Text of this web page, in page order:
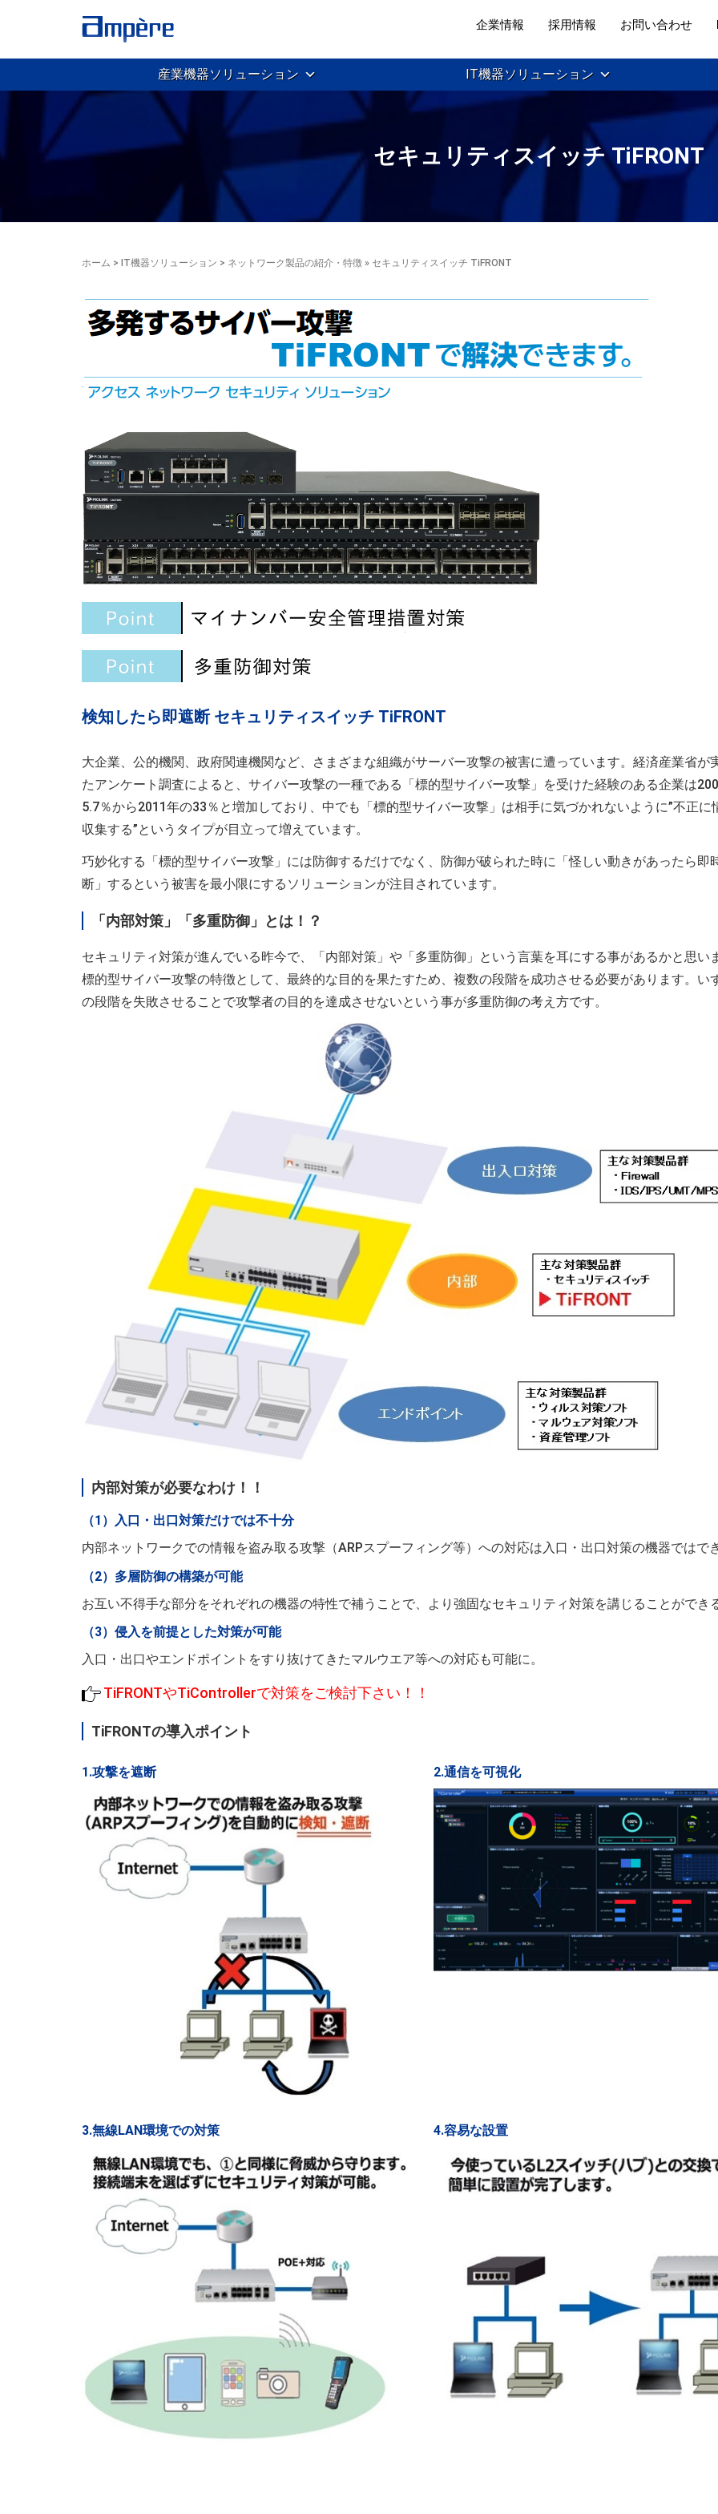
企業情報 採用情報 お問い合わせ
産業機器ソリューション IT機器ソリューション
セキュリティスイッチ TiFRONT
ホーム > IT機器ソリューション > ネットワーク製品の紹介・特徴 » セキュリティスイッチ TiFRONT
検知したら即遮断 セキュリティスイッチ TiFRONT
大企業、公的機関、政府関連機関など、さまざまな組織がサーバー攻撃の被害に遭っています。経済産業省が
たアンケート調査によると、サイバー攻撃の一種である「標的型サイバー攻撃」を受けた経験のある企業は
5.7％から2011年の33％と増加しており、中でも「標的型サイバー攻撃」は相手に気づかれないように”不正に
収集する”というタイプが目立って増えています。
巧妙化する「標的型サイバー攻撃」には防御するだけでなく、防御が破られた時に「怪しい動きがあったら即
断」するという被害を最小限にするソリューションが注目されています。
「内部対策」「多重防御」とは！？
セキュリティ対策が進んでいる昨今で、「内部対策」や「多重防御」という言葉を耳にする事があるかと思い
標的型サイバー攻撃の特徴として、最終的な目的を果たすため、複数の段階を成功させる必要があります。い
の段階を失敗させることで攻撃者の目的を達成させないという事が多重防御の考え方です。
内部対策が必要なわけ！！
（1）入口・出口対策だけでは不十分
内部ネットワークでの情報を盗み取る攻撃（ARPスプーフィング等）への対応は入口・出口対策の機器ではで
（2）多層防御の構築が可能
お互い不得手な部分をそれぞれの機器の特性で補うことで、より強固なセキュリティ対策を講じることができる
（3）侵入を前提とした対策が可能
入口・出口やエンドポイントをすり抜けてきたマルウエア等への対応も可能に。
TiFRONTやTiControllerで対策をご検討下さい！！
TiFRONTの導入ポイント
1.攻撃を遮断 2.通信を可視化
3.無線LAN環境での対策 4.容易な設置